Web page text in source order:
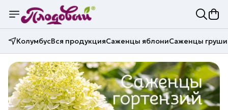
КолумбусВся продукцияСаженцы яблониСаженцы груши